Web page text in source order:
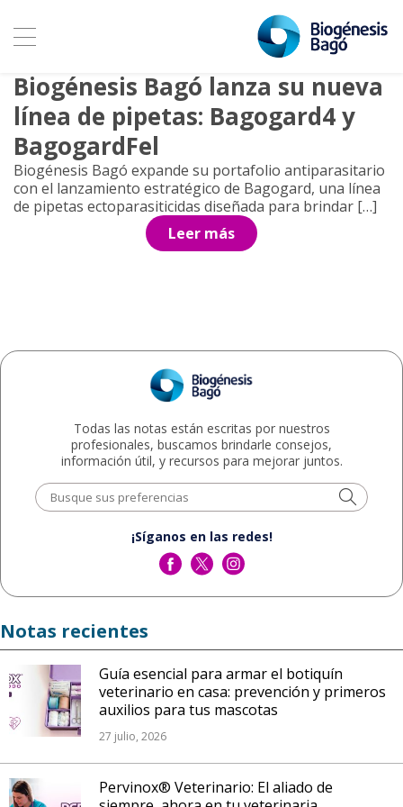
Archivo de etiquetas:
Piriproxifeno
Biogénesis Bagó lanza su nueva
línea de pipetas: Bagogard4 y
BagogardFel
Biogénesis Bagó expande su portafolio antiparasitario
con el lanzamiento estratégico de Bagogard, una línea
de pipetas ectoparasiticidas diseñada para brindar […]
Leer más
Todas las notas están escritas por nuestros
profesionales, buscamos brindarle consejos,
información útil, y recursos para mejorar juntos.
¡Síganos en las redes!
Notas recientes
Guía esencial para armar el botiquín
veterinario en casa: prevención y primeros
auxilios para tus mascotas
27 julio, 2026
Pervinox® Veterinario: El aliado de